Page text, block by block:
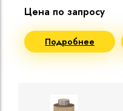
Цена по запросу
Подробнее